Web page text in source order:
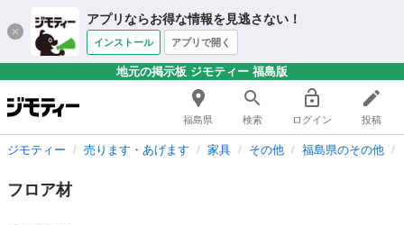
アプリならお得な情報を見逃さない！
インストール アプリで開く
地元の掲示板 ジモティー 福島版
福島県 検索 ログイン 投稿
ジモティー 売ります・あげます 家具 その他 福島県のその他
フロア材